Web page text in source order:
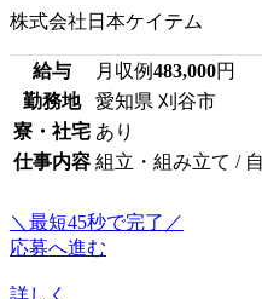
株式会社日本ケイテム
給与 月収例483,000円
勤務地
愛知県 刈谷市
寮・社宅 あり
仕事内容 組立・組み立て /
＼最短45秒で完了／
応募へ進む
詳しく